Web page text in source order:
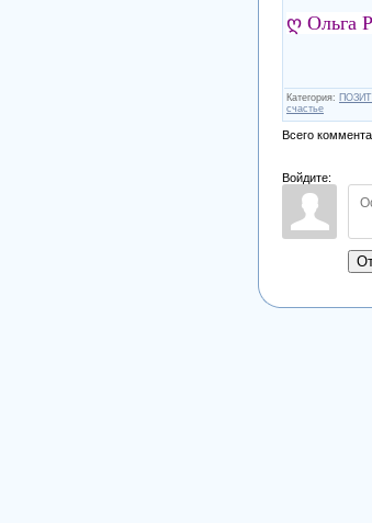
ღ Ольга
Категория:
счастье
Всего
Войдите: